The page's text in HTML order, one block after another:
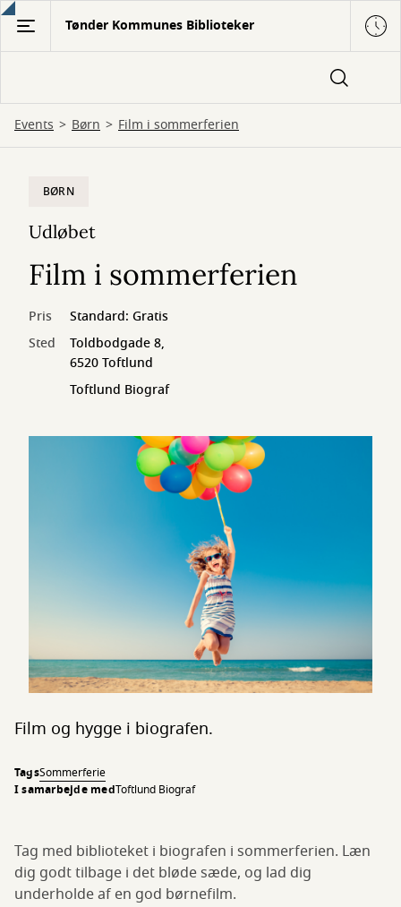
Gå
hovedindhold
Tønder Kommunes Biblioteker
Events Børn Film i sommerferien
BØRN
Udløbet
Film i sommerferien
Pris
Standard: Gratis
Sted
Toldbodgade 8,
6520 Toftlund
Toftlund Biograf
Film og hygge i biografen.
TagsSommerferie
I samarbejde medToftlund Biograf
Tag med biblioteket i biografen i sommerferien. Læn
dig godt tilbage i det bløde sæde, og lad dig
underholde af en god børnefilm.